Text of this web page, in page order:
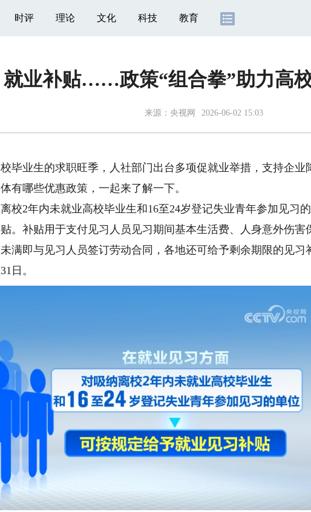
时评 理论 文化 科技 教育
业补贴……政策“组合拳”助力高
来源： 央视网 2026-06-02 15:03
毕业生的求职旺季，人社部门出台多项促就业举措，支持企业
有哪些优惠政策，一起来了解一下。
2年内未就业高校毕业生和16至24岁登记失业青年参加见习
。补贴用于支付见习人员见习期间基本生活费、人身意外伤害
满即与见习人员签订劳动合同，各地还可给予剩余期限的见习
日。